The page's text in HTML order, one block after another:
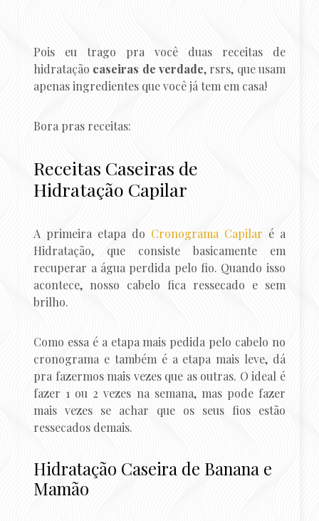
Pois eu trago pra você duas receitas de
hidratação caseiras de verdade, rsrs, que usam
apenas ingredientes que você já tem em casa!
Bora pras receitas:
Receitas Caseiras de
Hidratação Capilar
A primeira etapa do Cronograma Capilar é a
Hidratação, que consiste basicamente em
recuperar a água perdida pelo fio. Quando isso
acontece, nosso cabelo fica ressecado e sem
brilho.
Como essa é a etapa mais pedida pelo cabelo no
cronograma e também é a etapa mais leve, dá
pra fazermos mais vezes que as outras. O ideal é
fazer 1 ou 2 vezes na semana, mas pode fazer
mais vezes se achar que os seus fios estão
ressecados demais.
Hidratação Caseira de Banana e
Mamão